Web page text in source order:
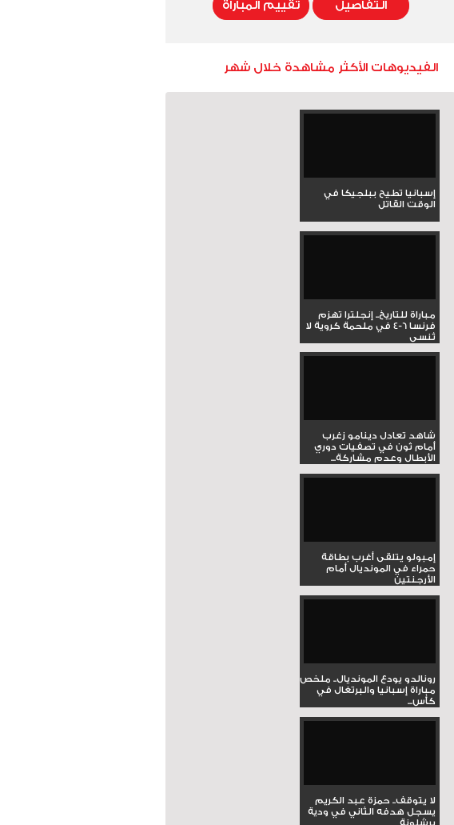
التفاصيل تقييم المباراة
الفيديوهات الأكثر مشاهدة خلال شهر
إسبانيا تطيح ببلجيكا في
الوقت القاتل
مباراة للتاريخ.. إنجلترا تهزم
فرنسا 6-4 في ملحمة كروية لا
تُنسى
شاهد تعادل دينامو زغرب
أمام ثون في تصفيات دوري
الأبطال وعدم مشاركة...
إمبولو يتلقى أغرب بطاقة
حمراء في المونديال أمام
الأرجنتين
رونالدو يودع المونديال.. ملخص
مباراة إسبانيا والبرتغال في
كأس...
لا يتوقف.. حمزة عبد الكريم
يسجل هدفه الثاني في ودية
برشلونة